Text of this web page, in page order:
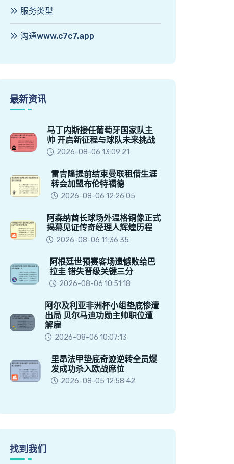
服务类型
沟通www.c7c7.app
最新资讯
马丁内斯接任葡萄牙国家队主
帅 开启新征程与球队未来挑战
2026-08-06 13:09:21
雷吉隆提前结束曼联租借生涯
转会加盟布伦特福德
2026-08-06 12:26:05
阿森纳酋长球场外温格铜像正式
揭幕见证传奇经理人辉煌历程
2026-08-06 11:36:35
阿根廷世预赛客场遗憾败给巴
拉圭 错失晋级关键三分
2026-08-06 10:51:18
阿尔及利亚非洲杯小组垫底惨遭
出局 贝尔马迪功勋主帅职位遭
解雇
2026-08-06 10:07:13
里昂法甲垫底奇迹逆转全员爆
发成功杀入欧战席位
2026-08-05 12:58:42
找到我们